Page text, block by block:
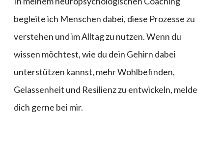
begleite ich Menschen dabei, diese Prozesse zu
verstehen und im Alltag zu nutzen. Wenn du
wissen möchtest, wie du dein Gehirn dabei
unterstützen kannst, mehr Wohlbefinden,
Gelassenheit und Resilienz zu entwickeln, melde
dich gerne bei mir.